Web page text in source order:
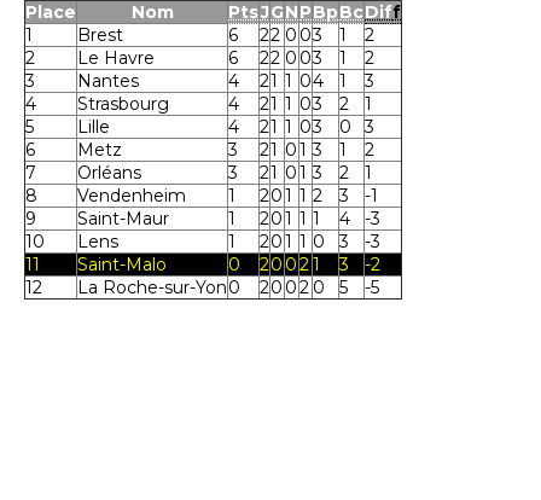
Place Nom PtsJGNPBpBcDiff
1
Brest 6 22 0 03 1
2
2
Le Havre 6 22 0 03 1
2
3
Nantes 4 21 1 04 1
3
4
Strasbourg 4 21 1 03 2
1
5
Lille 4 21 1 03 0
3
6
Metz 3 21 01 3 1
2
7
Orléans 3 21 01 3 2
1
8
Vendenheim 1 201 1 2 3
-1
9
Saint-Maur 1 201 1 1 4
-3
10
Lens 1 201 1 0 3
-3
11
Saint-Malo 0 20 021 3
-2
12
La Roche-sur-Yon0 20 02 0 5 -5